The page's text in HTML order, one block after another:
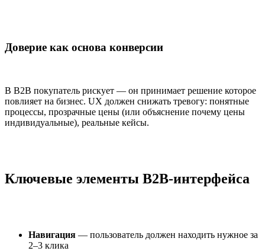
Доверие как основа конверсии
В B2B покупатель рискует — он принимает решение которое
повлияет на бизнес. UX должен снижать тревогу: понятные
процессы, прозрачные цены (или объяснение почему цены
индивидуальные), реальные кейсы.
Ключевые элементы B2B-интерфейса
Навигация — пользователь должен находить нужное за
2–3 клика